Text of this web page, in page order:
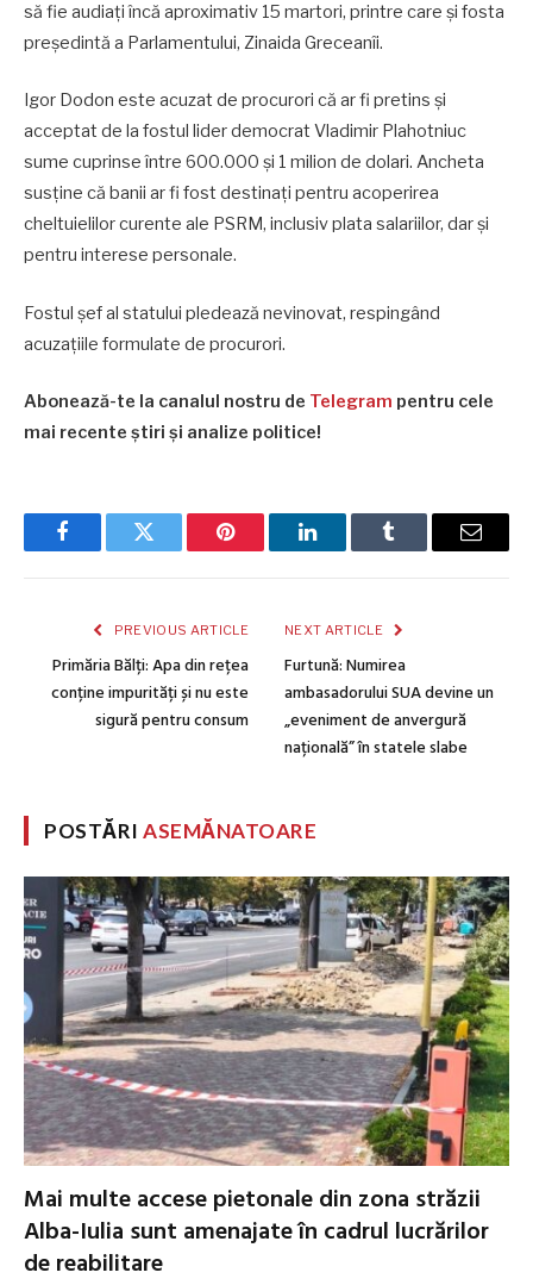
să fie audiați încă aproximativ 15 martori, printre care și fosta
președintă a Parlamentului, Zinaida Greceanîi.
Igor Dodon este acuzat de procurori că ar fi pretins și
acceptat de la fostul lider democrat Vladimir Plahotniuc
sume cuprinse între 600.000 și 1 milion de dolari. Ancheta
susține că banii ar fi fost destinați pentru acoperirea
cheltuielilor curente ale PSRM, inclusiv plata salariilor, dar și
pentru interese personale.
Fostul șef al statului pledează nevinovat, respingând
acuzațiile formulate de procurori.
Abonează-te la canalul nostru de Telegram pentru cele
mai recente știri și analize politice!
FacebookTwitter Pinterest LinkedInTumblr Email
PREVIOUS ARTICLE
Primăria Bălți: Apa din rețea
conține impurități și nu este
sigură pentru consum
NEXT ARTICLE
Furtună: Numirea
ambasadorului SUA devine un
„eveniment de anvergură
națională” în statele slabe
POSTĂRIASEMĂNATOARE
Mai multe accese pietonale din zona străzii
Alba-Iulia sunt amenajate în cadrul lucrărilor
de reabilitare